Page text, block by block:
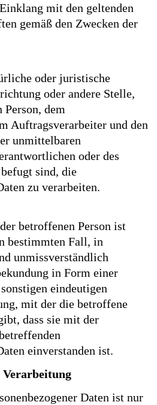
mit den geltenden
gemäß den Zwecken der
oder juristische
oder andere Stelle,
dem
Auftragsverarbeiter und den
unmittelbaren
oder des
sind, die
zu verarbeiten.
betroffenen Person ist
bestimmten Fall, in
unmissverständlich
in Form einer
eindeutigen
mit der die betroffene
dass sie mit der
einverstanden ist.
Daten ist nur